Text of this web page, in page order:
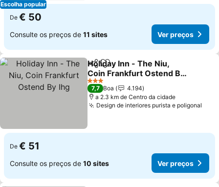
Escolha popular
De € 50
Consulte os preços de 11 sites Ver preços
PartilharAdicionar aos favoritos
Holiday Inn - The Niu,
Coin Frankfurt Ostend By
Ihg
Ver preços
3 Estrelas
7,7 Boa
4.194
a 2.3 km de Centro da cidade
Design de interiores purista e poligonal
De € 51
Consulte os preços de 10 sites Ver preços